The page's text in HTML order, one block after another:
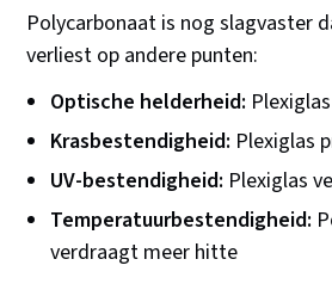
Polycarbonaat is nog slagvaster
verliest op andere punten:
Optische helderheid:
Krasbestendigheid: Plexiglas
UV-bestendigheid: Plexiglas
Temperatuurbestendigheid:
verdraagt meer hitte